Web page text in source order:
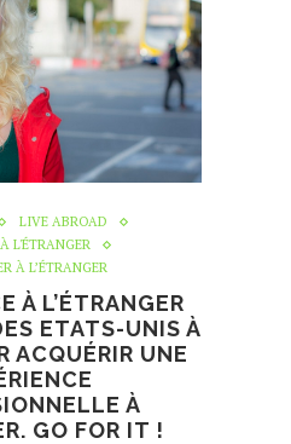
LIVE ABROAD
L'ÉTRANGER
À L’ÉTRANGER
À L’ÉTRANGER
ETATS-UNIS À
ACQUÉRIR UNE
À
GO FOR IT !